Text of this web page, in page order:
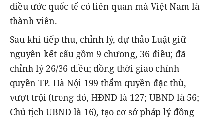
điều ước quốc tế có liên quan mà Việt Nam là
thành viên.
Sau khi tiếp thu, chỉnh lý, dự thảo Luật giữ
nguyên kết cấu gồm 9 chương, 36 điều; đã
chỉnh lý 26/36 điều; đồng thời giao chính
quyền TP. Hà Nội 199 thẩm quyền đặc thù,
vượt trội (trong đó, HĐND là 127; UBND là 56;
Chủ tịch UBND là 16), tạo cơ sở pháp lý đồng